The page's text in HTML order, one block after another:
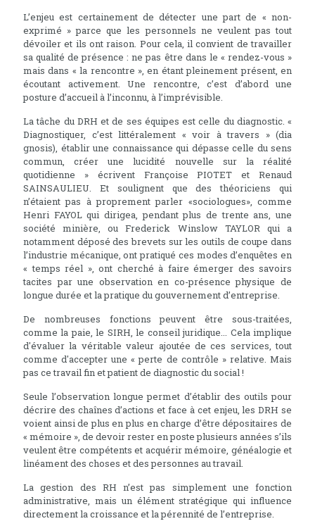
L’enjeu est certainement de détecter une part de « non-
exprimé » parce que les personnels ne veulent pas tout
dévoiler et ils ont raison. Pour cela, il convient de travailler
sa qualité de présence : ne pas être dans le « rendez-vous »
mais dans « la rencontre », en étant pleinement présent, en
écoutant activement. Une rencontre, c’est d’abord une
posture d’accueil à l’inconnu, à l’imprévisible.
La tâche du DRH et de ses équipes est celle du diagnostic. «
Diagnostiquer, c’est littéralement « voir à travers » (dia
gnosis), établir une connaissance qui dépasse celle du sens
commun, créer une lucidité nouvelle sur la réalité
quotidienne » écrivent Françoise PIOTET et Renaud
SAINSAULIEU. Et soulignent que des théoriciens qui
n’étaient pas à proprement parler «sociologues», comme
Henri FAYOL qui dirigea, pendant plus de trente ans, une
société minière, ou Frederick Winslow TAYLOR qui a
notamment déposé des brevets sur les outils de coupe dans
l’industrie mécanique, ont pratiqué ces modes d’enquêtes en
« temps réel », ont cherché à faire émerger des savoirs
tacites par une observation en co-présence physique de
longue durée et la pratique du gouvernement d’entreprise.
De nombreuses fonctions peuvent être sous-traitées,
comme la paie, le SIRH, le conseil juridique... Cela implique
d'évaluer la véritable valeur ajoutée de ces services, tout
comme d'accepter une « perte de contrôle » relative. Mais
pas ce travail fin et patient de diagnostic du social !
Seule l’observation longue permet d’établir des outils pour
décrire des chaînes d’actions et face à cet enjeu, les DRH se
voient ainsi de plus en plus en charge d’être dépositaires de
« mémoire », de devoir rester en poste plusieurs années s’ils
veulent être compétents et acquérir mémoire, généalogie et
linéament des choses et des personnes au travail.
La gestion des RH n’est pas simplement une fonction
administrative, mais un élément stratégique qui influence
directement la croissance et la pérennité de l’entreprise.